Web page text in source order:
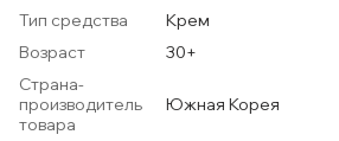
Тип средства
Крем
Возраст
30+
Страна-
производитель
товара
Южная Корея